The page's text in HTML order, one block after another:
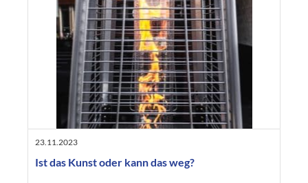
23.11.2023
Ist das Kunst oder kann das weg?